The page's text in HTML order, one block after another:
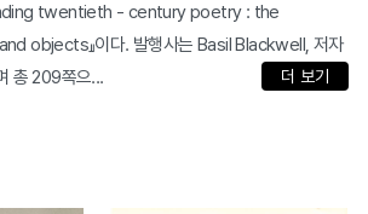
twentieth - century poetry : the
objects』이다. 발행사는 Basil Blackwell, 저자
총 209쪽으...
더 보기